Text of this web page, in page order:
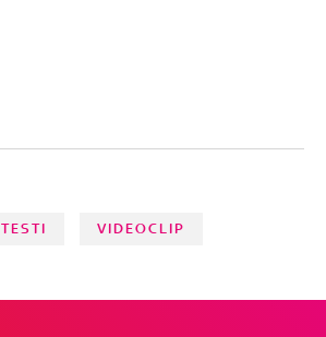
TESTI VIDEOCLIP